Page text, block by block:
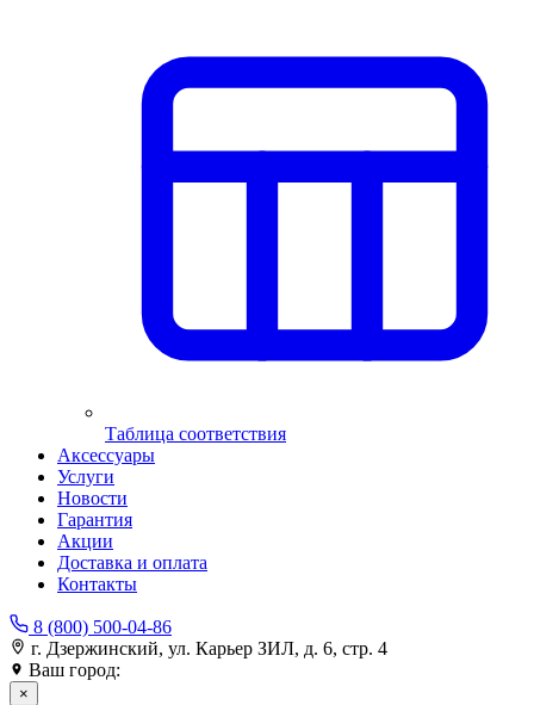
Таблица соответствия
Аксессуары
Услуги
Новости
Гарантия
Акции
Доставка и оплата
Контакты
8 (800) 500-04-86
г. Дзержинский, ул. Карьер ЗИЛ, д. 6, стр. 4
Ваш город:
×